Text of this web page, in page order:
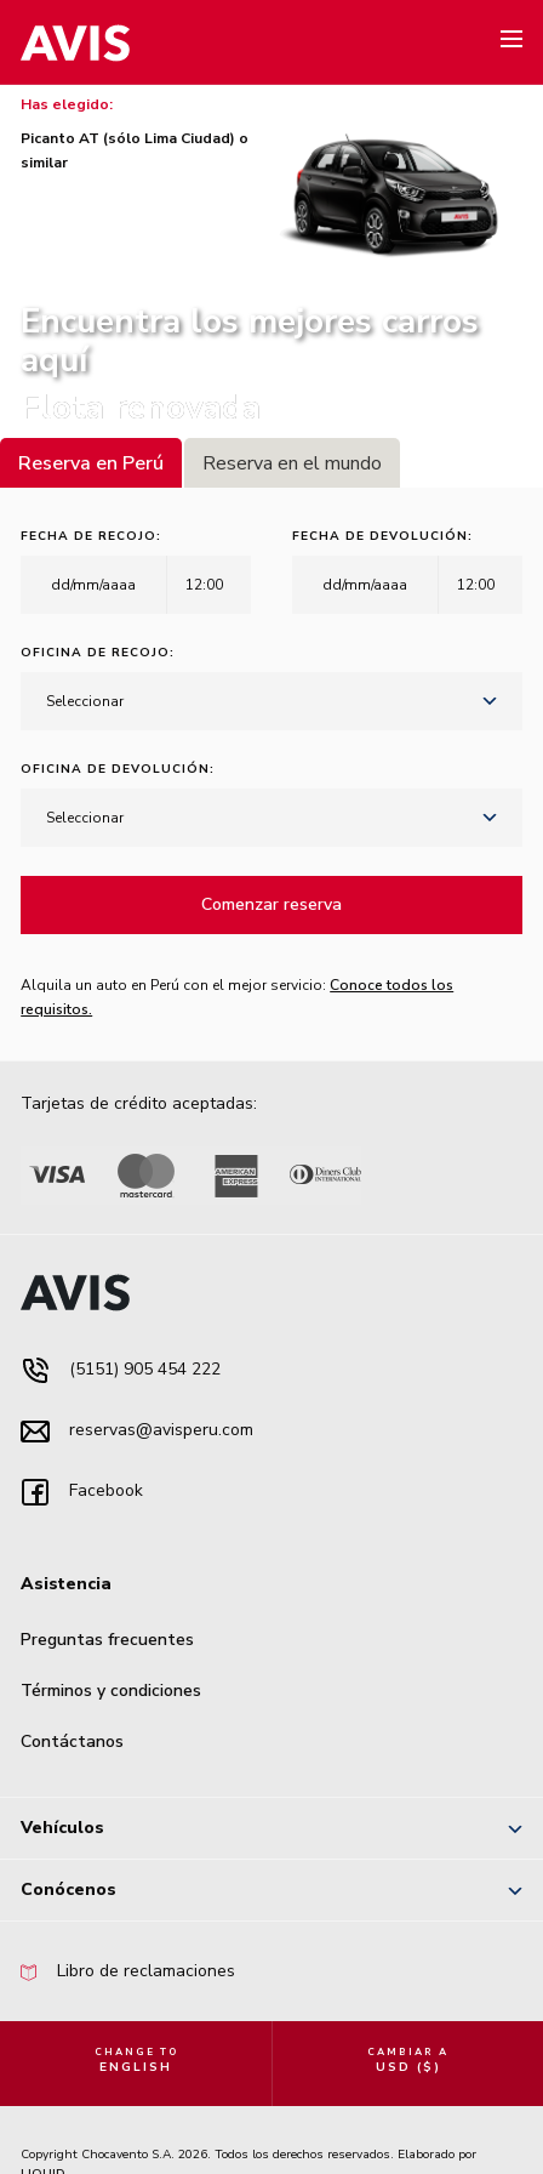
Has elegido:
Picanto AT (sólo Lima Ciudad) o
similar
Encuentra los mejores carros
aquí
Flota renovada
Reserva en Perú Reserva en el mundo
FECHA DE RECOJO:
12:00
FECHA DE DEVOLUCIÓN:
12:00
OFICINA DE RECOJO:
Seleccionar
OFICINA DE DEVOLUCIÓN:
Seleccionar
Comenzar reserva
Alquila un auto en Perú con el mejor servicio:Conoce todos los
requisitos.
Tarjetas de crédito aceptadas:
(5151) 905 454 222
reservas@avisperu.com
Facebook
Asistencia
Preguntas frecuentes
Términos y condiciones
Contáctanos
Vehículos
Conócenos
Libro de reclamaciones
CHANGE TO
ENGLISH
CAMBIAR A
USD ($)
Copyright Chocavento S.A. 2026. Todos los derechos reservados. Elaborado por